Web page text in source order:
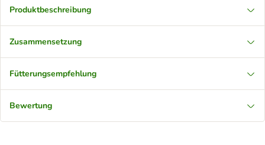
Produktbeschreibung
Zusammensetzung
Fütterungsempfehlung
Bewertung